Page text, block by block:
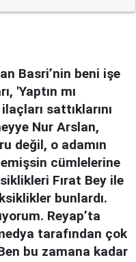
Basri’nin beni işe
'Yaptın mı
sattıklarını
Nur Arslan,
değil, o adamın
cümlelerine
Fırat Bey ile
bunlardı.
Reyap’ta
tarafından çok
bu zamana kadar